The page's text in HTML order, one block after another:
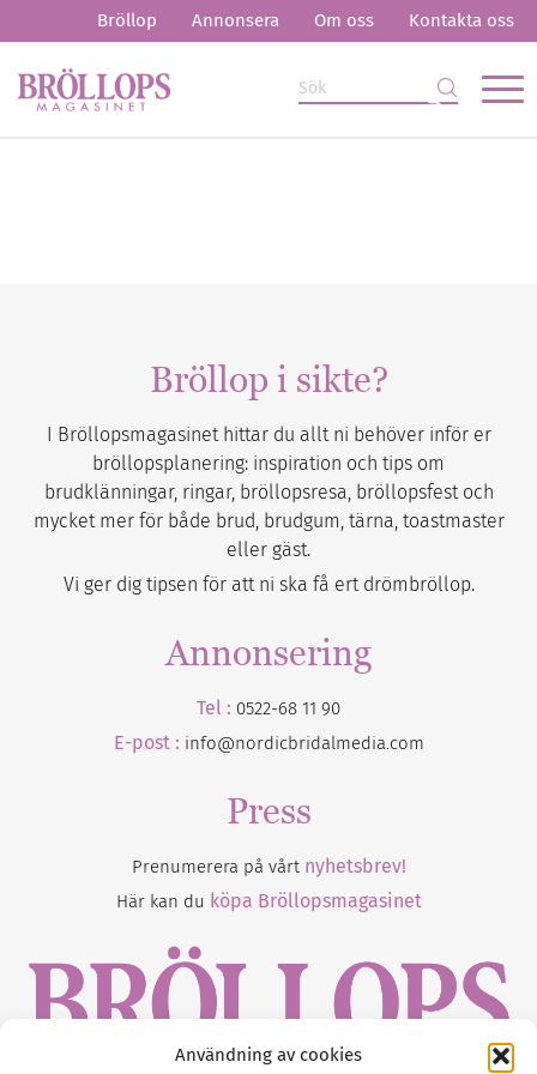
Användning av cookies
Bröllop Annonsera Om oss Kontakta oss
Bröllop i sikte?
I Bröllopsmagasinet hittar du allt ni behöver inför er
bröllopsplanering: inspiration och tips om
brudklänningar, ringar, bröllopsresa, bröllopsfest och
mycket mer för både brud, brudgum, tärna, toastmaster
eller gäst.
Vi ger dig tipsen för att ni ska få ert drömbröllop.
Annonsering
Tel : 0522-68 11 90
E-post : info@nordicbridalmedia.com
Press
Prenumerera på vårt nyhetsbrev!
Här kan du köpa Bröllopsmagasinet